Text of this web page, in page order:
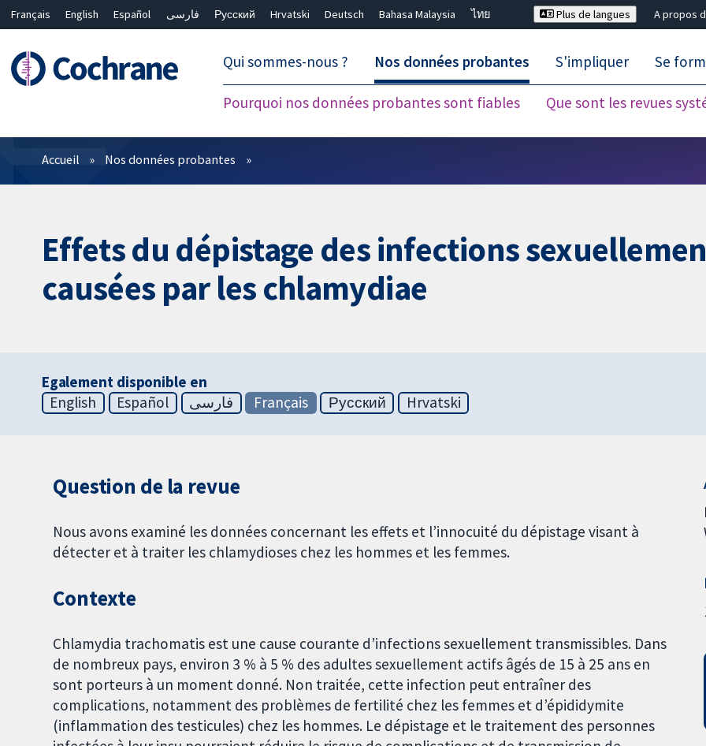
Français English Español فارسی Русский Hrvatski Deutsch Bahasa Malaysia
ไทย
Plus de langues A propos
Qui sommes-nous ? Nos données probantes
Pourquoi nos données probantes sont fiables Que sont les revues
S'impliquer Se
Filtres
Accueil Nos données probantes
Effets du dépistage des infections
causées par les chlamydiae
Egalement disponible en
English
Español فارسی Français Русский Hrvatski
Question de la revue
Nous avons examiné les données concernant les effets et l’innocuité du dépistage visant à
détecter et à traiter les chlamydioses chez les hommes et les femmes.
Contexte
Chlamydia trachomatis est une cause courante d’infections sexuellement transmissibles. Dans
de nombreux pays, environ 3 % à 5 % des adultes sexuellement actifs âgés de 15 à 25 ans en
sont porteurs à un moment donné. Non traitée, cette infection peut entraîner des
complications, notamment des problèmes de fertilité chez les femmes et d’épididymite
(inflammation des testicules) chez les hommes. Le dépistage et le traitement des personnes